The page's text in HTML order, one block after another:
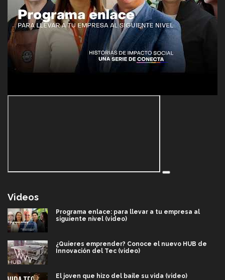
Videos
Programa enlace: para llevar a tu empresa al
siguiente nivel (video)
¿Quieres emprender? Conoce el nuevo HUB de
Innovación del Tec (video)
El joven que hizo del baile su vida (video)